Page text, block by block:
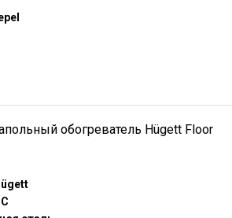
обогреватель Hügett Floor